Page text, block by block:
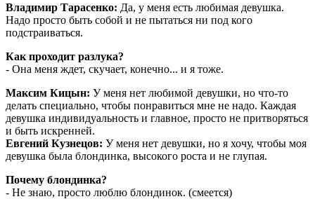
Владимир Тарасенко: Да, у меня есть любимая девушка.
Надо просто быть собой и не пытаться ни под кого
подстраиваться.
Как проходит разлука?
- Она меня ждет, скучает, конечно... и я тоже.
Максим Кицын: У меня нет любимой девушки, но что-то
делать специально, чтобы понравиться мне не надо. Каждая
девушка индивидуальность и главное, просто не притворяться
и быть искренней.
Евгений Кузнецов: У меня нет девушки, но я хочу, чтобы моя
девушка была блондинка, высокого роста и не глупая.
Почему блондинка?
- Не знаю, просто люблю блондинок. (смеется)